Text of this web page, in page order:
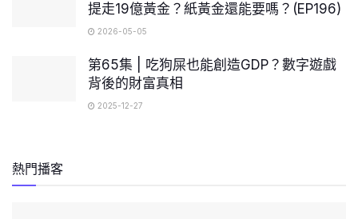
提走19億黃金？紙黃金還能要嗎？(EP196)
2026-05-05
第65集 | 吃狗屎也能創造GDP？數字遊戲
背後的財富真相
2025-12-27
熱門播客